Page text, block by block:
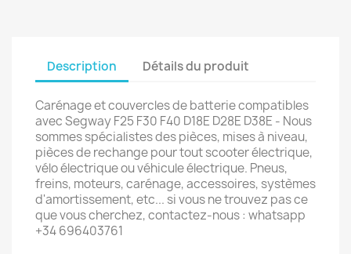
Description Détails du produit
Carénage et couvercles de batterie compatibles
avec Segway F25 F30 F40 D18E D28E D38E - Nous
sommes spécialistes des pièces, mises à niveau,
pièces de rechange pour tout scooter électrique,
vélo électrique ou véhicule électrique. Pneus,
freins, moteurs, carénage, accessoires, systèmes
d'amortissement, etc... si vous ne trouvez pas ce
que vous cherchez, contactez-nous : whatsapp
+34 696403761